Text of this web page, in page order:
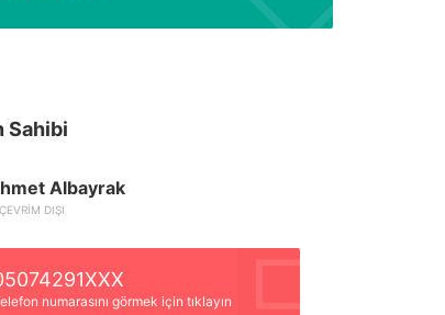
Sahibi
Albayrak
ÇEVRIM DIŞI
numarasını görmek için tıklayın